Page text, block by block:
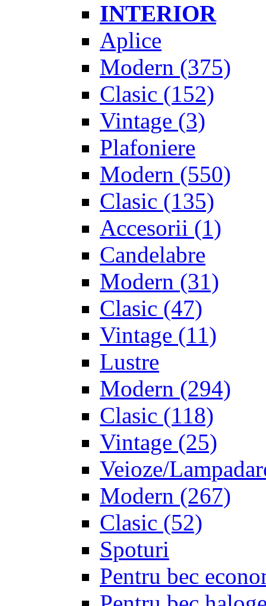
INTERIOR
Aplice
Modern (375)
Clasic (152)
Vintage (3)
Plafoniere
Modern (550)
Clasic (135)
Accesorii (1)
Candelabre
Modern (31)
Clasic (47)
Vintage (11)
Lustre
Modern (294)
Clasic (118)
Vintage (25)
Veioze/
Modern (267)
Clasic (52)
Spoturi
Pentru bec